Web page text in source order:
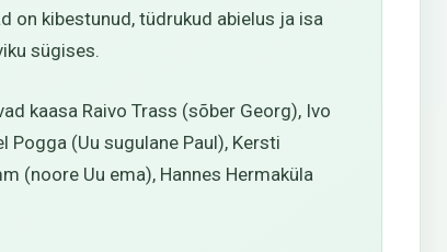
on kibestunud, tüdrukud abielus ja isa
sügises.
kaasa Raivo Trass (sõber Georg), Ivo
Pogga (Uu sugulane Paul), Kersti
(noore Uu ema), Hannes Hermaküla